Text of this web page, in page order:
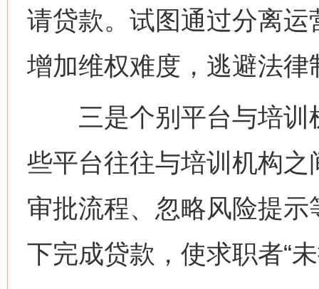
请贷款。试图通过分离
增加维权难度，逃避法律
三是个别平台与培训
些平台往往与培训机构
审批流程、忽略风险提
下完成贷款，使求职者“